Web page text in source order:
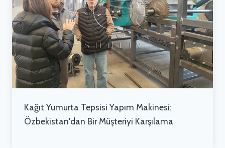
Kağıt Yumurta Tepsisi Yapım Makinesi:
Özbekistan'dan Bir Müşteriyi Karşılama